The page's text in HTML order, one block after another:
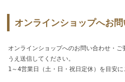
オンラインショップへお
オンラインショップへのお問い合わせ・
うえ送信してください。
1～4営業日（土・日・祝日定休）を目安に